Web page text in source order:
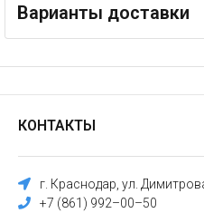
Варианты доставки
КОНТАКТЫ
г. Краснодар, ул.
+7 (861) 992–00–50